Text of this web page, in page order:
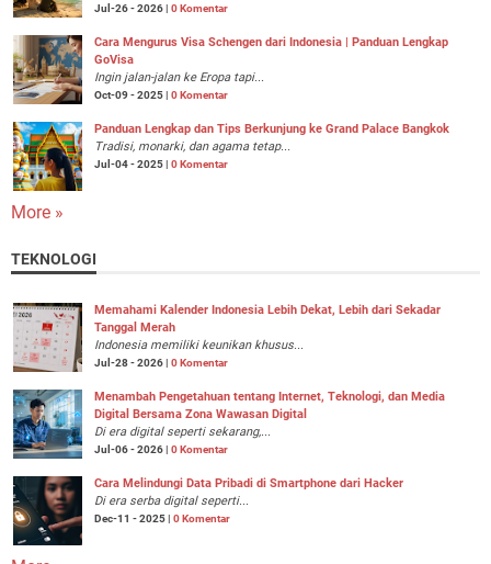
Jul-26 - 2026 | 0 Komentar
Cara Mengurus Visa Schengen dari Indonesia | Panduan Lengkap
GoVisa
Ingin jalan-jalan ke Eropa tapi...
Oct-09 - 2025 | 0 Komentar
Panduan Lengkap dan Tips Berkunjung ke Grand Palace Bangkok
Tradisi, monarki, dan agama tetap...
Jul-04 - 2025 | 0 Komentar
More »
TEKNOLOGI
Memahami Kalender Indonesia Lebih Dekat, Lebih dari Sekadar
Tanggal Merah
Indonesia memiliki keunikan khusus...
Jul-28 - 2026 | 0 Komentar
Menambah Pengetahuan tentang Internet, Teknologi, dan Media
Digital Bersama Zona Wawasan Digital
Di era digital seperti sekarang,...
Jul-06 - 2026 | 0 Komentar
Cara Melindungi Data Pribadi di Smartphone dari Hacker
Di era serba digital seperti...
Dec-11 - 2025 | 0 Komentar